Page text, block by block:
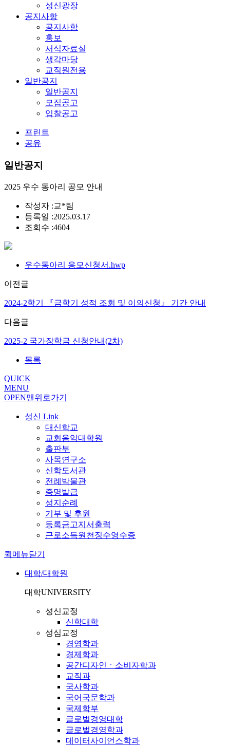
성신광장
공지사항
공지사항
홍보
서식자료실
생각마당
교직원전용
일반공지
일반공지
모집공고
입찰공고
프린트
공유
일반공지
2025 우수 동아리 공모 안내
작성자 :교*팀
등록일 :2025.03.17
조회수 :4604
우수동아리 응모신청서.hwp
이전글
2024-2학기 『금학기 성적 조회 및 이의신청』 기간 안내
다음글
2025-2 국가장학금 신청안내(2차)
목록
QUICK
MENU
OPEN맨위로가기
성신 Link
대신학교
교회음악대학원
출판부
사목연구소
신학도서관
전례박물관
증명발급
성지순례
기부 및 후원
등록금고지서출력
근로소득원천징수영수증
퀵메뉴닫기
대학/대학원
대학UNIVERSITY
성신교정
신학대학
성심교정
경영학과
경제학과
공간디자인ㆍ소비자학과
교직과
국사학과
국어국문학과
국제학부
글로벌경영대학
글로벌경영학과
데이터사이언스학과